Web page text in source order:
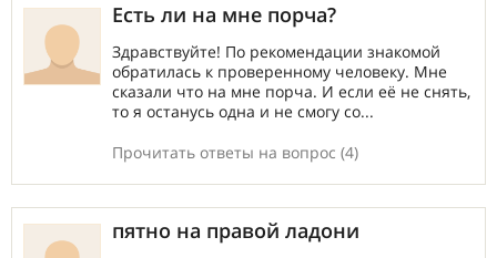
Есть ли на мне порча?
Здравствуйте! По рекомендации знакомой
обратилась к проверенному человеку. Мне
сказали что на мне порча. И если её не снять,
то я останусь одна и не смогу со...
Прочитать ответы на вопрос (4)
пятно на правой ладони